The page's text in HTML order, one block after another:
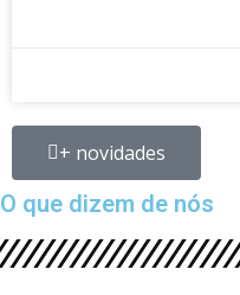
+ novidades
O que dizem de nós